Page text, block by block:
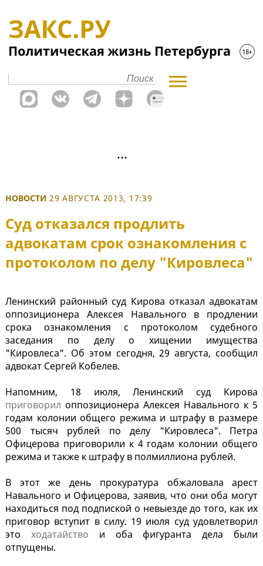
НОВОСТИ 29 АВГУСТА 2013, 17:39
Суд отказался продлить
адвокатам срок ознакомления с
протоколом по делу "Кировлеса"
Ленинский районный суд Кирова отказал адвокатам
оппозиционера Алексея Навального в продлении
срока ознакомления с протоколом судебного
заседания по делу о хищении имущества
"Кировлеса". Об этом сегодня, 29 августа, сообщил
адвокат Сергей Кобелев.
Напомним, 18 июля, Ленинский суд Кирова
приговорил оппозиционера Алексея Навального к 5
годам колонии общего режима и штрафу в размере
500 тысяч рублей по делу "Кировлеса". Петра
Офицерова приговорили к 4 годам колонии общего
режима и также к штрафу в полмиллиона рублей.
В этот же день прокуратура обжаловала арест
Навального и Офицерова, заявив, что они оба могут
находиться под подпиской о невыезде до того, как их
приговор вступит в силу. 19 июля суд удовлетворил
это ходатайство и оба фигуранта дела были
отпущены.